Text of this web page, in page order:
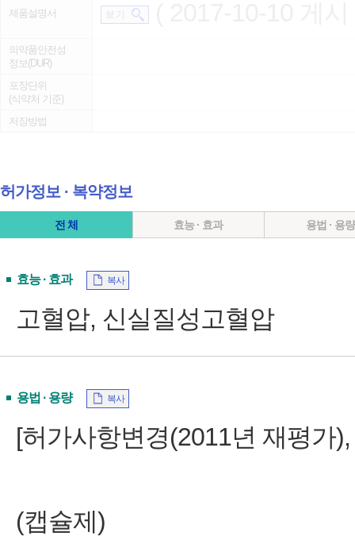
제품설명서 보 기
의약품안전성
정보(DUR)
포장단위
(식약처 기준)
저장방법
허가정보 ∙ 복약정보
전 체 효능 · 효과 용법 · 용량
효능 · 효과 복사
고혈압, 신실질성고혈압
용법 · 용량 복사
[허가사항변경(2011년 재평가
(캡슐제)